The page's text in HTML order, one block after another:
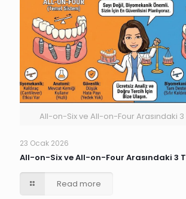
All-on-Six ve All-on-Four Arasındaki 3
23 Ocak 2026
All-on-Six ve All-on-Four Arasındaki 3
Read more